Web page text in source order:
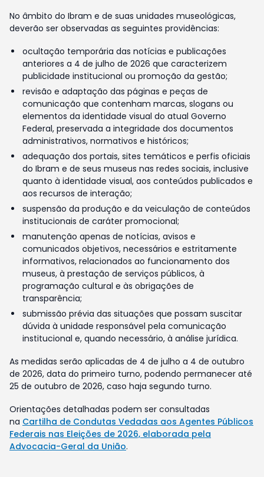
No âmbito do Ibram e de suas unidades museológicas,
deverão ser observadas as seguintes providências:
ocultação temporária das notícias e publicações
anteriores a 4 de julho de 2026 que caracterizem
publicidade institucional ou promoção da gestão;
revisão e adaptação das páginas e peças de
comunicação que contenham marcas, slogans ou
elementos da identidade visual do atual Governo
Federal, preservada a integridade dos documentos
administrativos, normativos e históricos;
adequação dos portais, sites temáticos e perfis oficiais
do Ibram e de seus museus nas redes sociais, inclusive
quanto à identidade visual, aos conteúdos publicados e
aos recursos de interação;
suspensão da produção e da veiculação de conteúdos
institucionais de caráter promocional;
manutenção apenas de notícias, avisos e
comunicados objetivos, necessários e estritamente
informativos, relacionados ao funcionamento dos
museus, à prestação de serviços públicos, à
programação cultural e às obrigações de
transparência;
submissão prévia das situações que possam suscitar
dúvida à unidade responsável pela comunicação
institucional e, quando necessário, à análise jurídica.
As medidas serão aplicadas de 4 de julho a 4 de outubro
de 2026, data do primeiro turno, podendo permanecer até
25 de outubro de 2026, caso haja segundo turno.
Orientações detalhadas podem ser consultadas
na Cartilha de Condutas Vedadas aos Agentes Públicos
Federais nas Eleições de 2026, elaborada pela
Advocacia-Geral da União.